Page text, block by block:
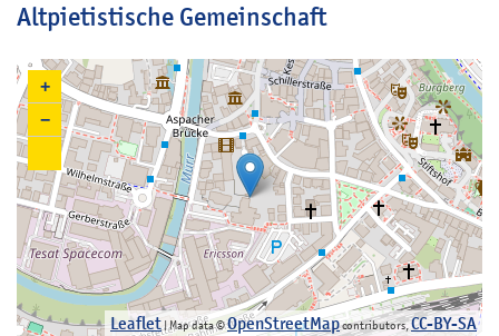
Altpietistische Gemeinschaft
+
−
Leaflet | Map data ©OpenStreetMapcontributors,CC-BY-SA